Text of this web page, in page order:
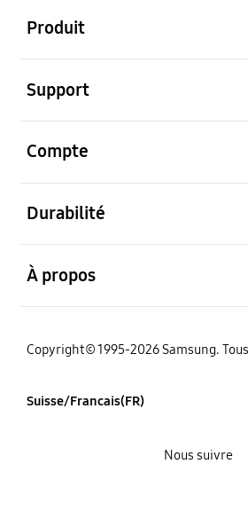
Produit
Support
Compte
Durabilité
À propos
Copyright© 1995-2026 Samsung.
Suisse/Francais(FR)
Nous suivre